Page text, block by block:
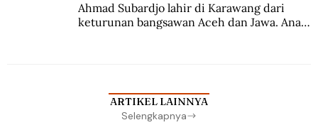
Ahmad Subardjo lahir di Karawang dari
keturunan bangsawan Aceh dan Jawa. Anak
ARTIKEL LAINNYA
Selengkapnya